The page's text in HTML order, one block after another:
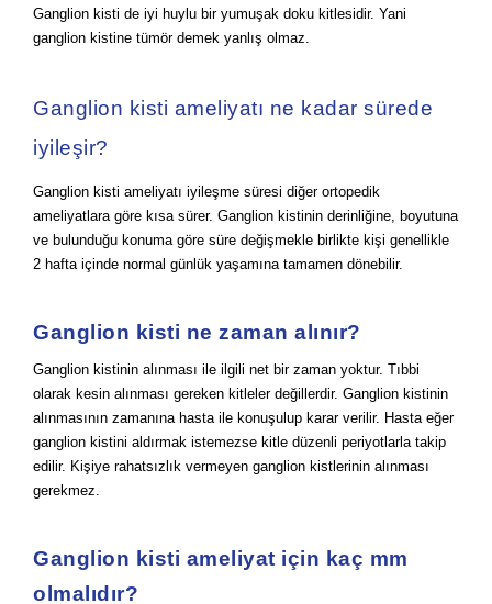
Ganglion kisti de iyi huylu bir yumuşak doku kitlesidir. Yani
ganglion kistine tümör demek yanlış olmaz.
Ganglion kisti ameliyatı ne kadar sürede
iyileşir?
Ganglion kisti ameliyatı iyileşme süresi diğer ortopedik
ameliyatlara göre kısa sürer. Ganglion kistinin derinliğine, boyutuna
ve bulunduğu konuma göre süre değişmekle birlikte kişi genellikle
2 hafta içinde normal günlük yaşamına tamamen dönebilir.
Ganglion kisti ne zaman alınır?
Ganglion kistinin alınması ile ilgili net bir zaman yoktur. Tıbbi
olarak kesin alınması gereken kitleler değillerdir. Ganglion kistinin
alınmasının zamanına hasta ile konuşulup karar verilir. Hasta eğer
ganglion kistini aldırmak istemezse kitle düzenli periyotlarla takip
edilir. Kişiye rahatsızlık vermeyen ganglion kistlerinin alınması
gerekmez.
Ganglion kisti ameliyat için kaç mm
olmalıdır?